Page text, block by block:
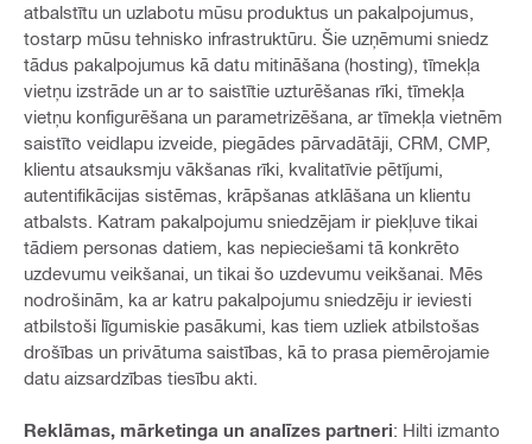
atbalstītu un uzlabotu mūsu produktus un pakalpojumus,
tostarp mūsu tehnisko infrastruktūru. Šie uzņēmumi sniedz
tādus pakalpojumus kā datu mitināšana (hosting), tīmekļa
vietņu izstrāde un ar to saistītie uzturēšanas rīki, tīmekļa
vietņu konfigurēšana un parametrizēšana, ar tīmekļa vietnēm
saistīto veidlapu izveide, piegādes pārvadātāji, CRM, CMP,
klientu atsauksmju vākšanas rīki, kvalitatīvie pētījumi,
autentifikācijas sistēmas, krāpšanas atklāšana un klientu
atbalsts. Katram pakalpojumu sniedzējam ir piekļuve tikai
tādiem personas datiem, kas nepieciešami tā konkrēto
uzdevumu veikšanai, un tikai šo uzdevumu veikšanai. Mēs
nodrošinām, ka ar katru pakalpojumu sniedzēju ir ieviesti
atbilstoši līgumiskie pasākumi, kas tiem uzliek atbilstošas
drošības un privātuma saistības, kā to prasa piemērojamie
datu aizsardzības tiesību akti.
Reklāmas, mārketinga un analīzes partneri: Hilti izmanto